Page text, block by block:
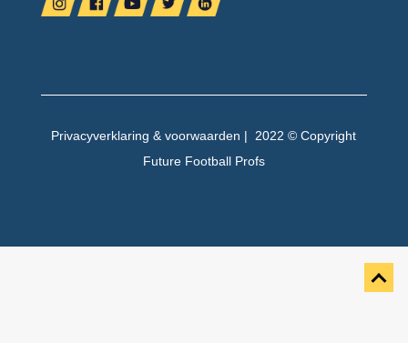
Privacyverklaring &voorwaarden | 2022 © Copyright
Future Football Profs